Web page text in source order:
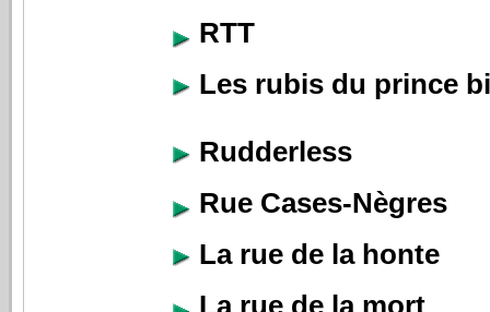
RTT
Les rubis du prince
Rudderless
Rue Cases-Nègres
La rue de la honte
La rue de la mort